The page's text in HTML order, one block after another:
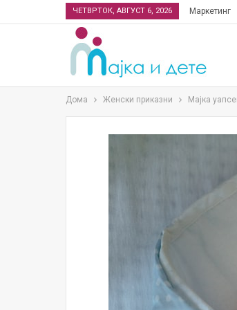
ЧЕТВРТОК, АВГУСТ 6, 2026 Маркетинг
Дома Женски приказни Мајка